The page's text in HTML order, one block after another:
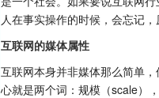
人在事实操作的时候，会忘记
互联网的媒体属性
互联网本身并非媒体那么简单
心就是两个词：规模（scale）